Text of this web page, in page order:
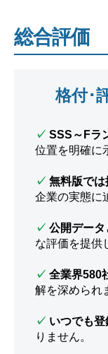
総合評価
格付･
✓ SSS～Fラ
位置を明確に
✓ 無料版で
企業の実態に
✓ 公開デー
な評価を提供
✓ 全業界580
解を深められ
✓ いつでも
りません。